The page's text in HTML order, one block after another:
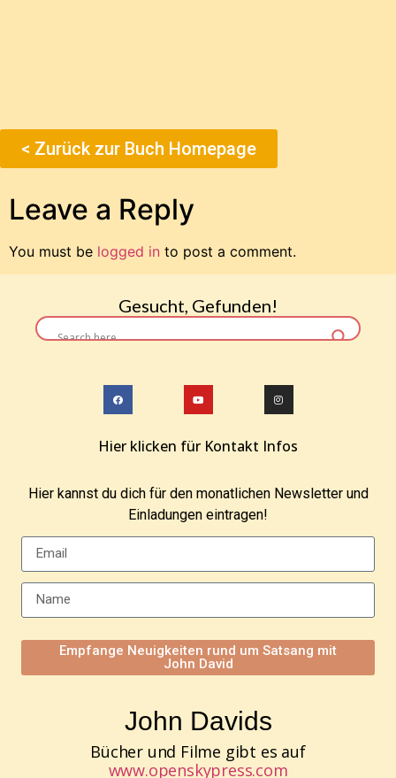
< Zurück zur Buch Homepage
Leave a Reply
You must be logged in to post a comment.
Gesucht, Gefunden!
Hier klicken für Kontakt Infos
Hier kannst du dich für den monatlichen Newsletter und
Einladungen eintragen!
Empfange Neuigkeiten rund um Satsang mit
John David
John Davids
Bücher und Filme gibt es auf
www.openskypress.com